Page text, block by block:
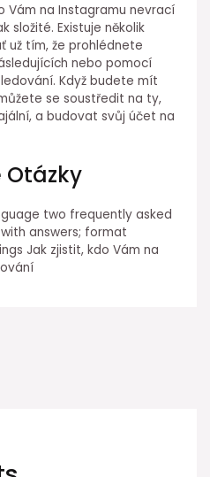
Vám na Instagramu nevrací
složité. Existuje několik
už tím, že prohlédnete
nebo pomocí
Když budete mít
se soustředit na ty,
a budovat svůj účet na
two frequently asked
answers; format
Jak zjistit, kdo Vám na